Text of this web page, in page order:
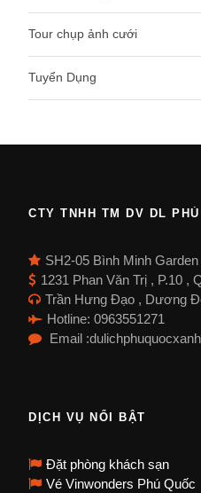
Tour chụp ảnh cưới
Tuyển Dụng
CTY TNHH TM DV DL PHÚ
SH2-05 Bình Minh
1231 Phan Văn Trị , P.10 ,
Trần Hưng Đạo , Dương
Hotline: 0963551271
Email
DỊCH VỤ NỔI BẬT
Đặt phòng khách sạn
Vé Vinwonders Phú Quốc